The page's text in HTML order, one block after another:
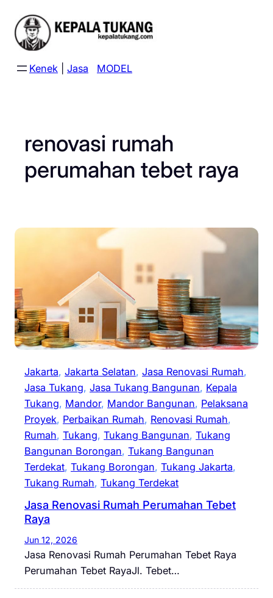
content
Kenek Jasa MODEL
renovasi rumah
perumahan tebet raya
Jakarta, Jakarta Selatan, Jasa Renovasi Rumah
Jasa Tukang, Jasa Tukang Bangunan, Kepala
Tukang, Mandor, Mandor Bangunan, Pelaksana
Proyek, Perbaikan Rumah, Renovasi Rumah
Rumah, Tukang, Tukang Bangunan, Tukang
Bangunan Borongan, Tukang Bangunan
Terdekat, Tukang Borongan, Tukang Jakarta
Tukang Rumah, Tukang Terdekat
Jasa Renovasi Rumah Perumahan Tebet
Raya
Jun 12, 2026
Jasa Renovasi Rumah Perumahan Tebet Raya
Perumahan Tebet RayaJl. Tebet…